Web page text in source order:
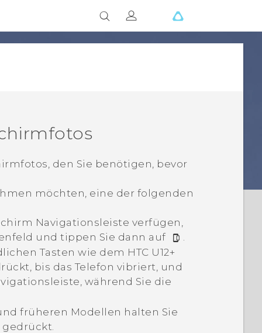
den Sie benötigen, bevor
möchten, eine der folgenden
Navigationsleiste verfügen,
und tippen Sie dann auf
.
Tasten wie dem HTC U12+
bis das Telefon vibriert, und
, während Sie die
früheren Modellen halten Sie